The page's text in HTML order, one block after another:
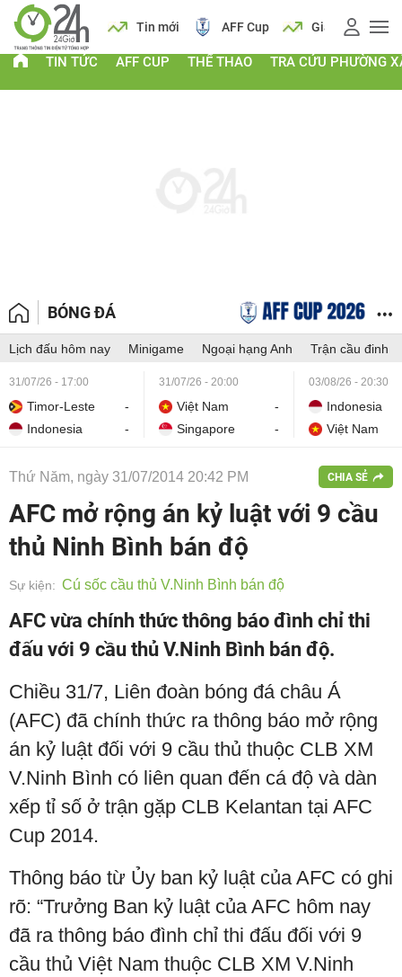
Lịch Tin mới AFF Cup Giá vàng
TIN TỨC AFF CUP THỂ THAO TRA CỨU PHƯỜNG
BÓNG ĐÁ
Lịch đấu hôm nay Minigame Ngoại hạng Anh Trận cầu đinh
31/07/26 - 17:00
Timor-Leste
-
Indonesia
-
31/07/26 - 20:00
Việt Nam
-
Singapore
-
03/08/26 - 20:30
Indonesia
Việt Nam
Thứ Năm, ngày 31/07/2014 20:42 PM CHIA SẺ
AFC mở rộng án kỷ luật với 9 cầu
thủ Ninh Bình bán độ
Sự kiện: Cú sốc cầu thủ V.Ninh Bình bán độ
AFC vừa chính thức thông báo đình chỉ thi
đấu với 9 cầu thủ V.Ninh Bình bán độ.
Chiều 31/7, Liên đoàn bóng đá châu Á
(AFC) đã chính thức ra thông báo mở rộng
án kỷ luật đối với 9 cầu thủ thuộc CLB XM
V.Ninh Bình có liên quan đến cá độ và dàn
xếp tỉ số ở trận gặp CLB Kelantan tại AFC
Cup 2014.
Thông báo từ Ủy ban kỷ luật của AFC có ghi
rõ: “Trưởng Ban kỷ luật của AFC hôm nay
đã ra thông báo đình chỉ thi đấu đối với 9
cầu thủ Việt Nam thuộc CLB XM V.Ninh